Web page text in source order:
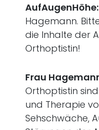
AufAugenHöhe:
Hagemann.
die Inhalte der
Orthoptistin!
Frau
Orthoptistin
und Therapie
Sehschwäche,